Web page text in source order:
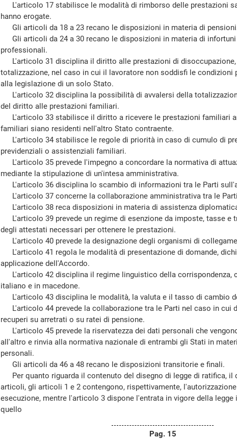
L'articolo 17 stabilisce le modalità di rimborso delle prestazioni
hanno erogate.
Gli articoli da 18 a 23 recano le disposizioni in materia di
Gli articoli da 24 a 30 recano le disposizioni in materia di
professionali.
L'articolo 31 disciplina il diritto alle prestazioni di
totalizzazione, nel caso in cui il lavoratore non soddisfi le condizioni
alla legislazione di un solo Stato.
L'articolo 32 disciplina la possibilità di avvalersi della
del diritto alle prestazioni familiari.
L'articolo 33 stabilisce il diritto a ricevere le prestazioni familiari
familiari siano residenti nell'altro Stato contraente.
L'articolo 34 stabilisce le regole di priorità in caso di cumulo di
previdenziali o assistenziali familiari.
L'articolo 35 prevede l'impegno a concordare la normativa di
mediante la stipulazione di un'intesa amministrativa.
L'articolo 36 disciplina lo scambio di informazioni tra le Parti
L'articolo 37 concerne la collaborazione amministrativa tra le
L'articolo 38 reca disposizioni in materia di assistenza
L'articolo 39 prevede un regime di esenzione da imposte, tasse e
degli attestati necessari per ottenere le prestazioni.
L'articolo 40 prevede la designazione degli organismi di
L'articolo 41 regola le modalità di presentazione di domande,
applicazione dell'Accordo.
L'articolo 42 disciplina il regime linguistico della corrispondenza,
italiano e in macedone.
L'articolo 43 disciplina le modalità, la valuta e il tasso di cambio
L'articolo 44 prevede la collaborazione tra le Parti nel caso in cui
recuperi su arretrati o su ratei di pensione.
L'articolo 45 prevede la riservatezza dei dati personali che
all'altro e rinvia alla normativa nazionale di entrambi gli Stati in
personali.
Gli articoli da 46 a 48 recano le disposizioni transitorie e finali.
Per quanto riguarda il contenuto del disegno di legge di ratifica, il
articoli, gli articoli 1 e 2 contengono, rispettivamente,
esecuzione, mentre l'articolo 3 dispone l'entrata in vigore della
quello
Pag. 15